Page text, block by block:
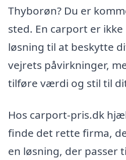
Thyborøn? Du er
sted. En carport er
løsning til at beskytte
vejrets påvirkninger,
tilføre værdi og stil til
Hos carport-pris.dk
finde det rette firma,
en løsning, der passer